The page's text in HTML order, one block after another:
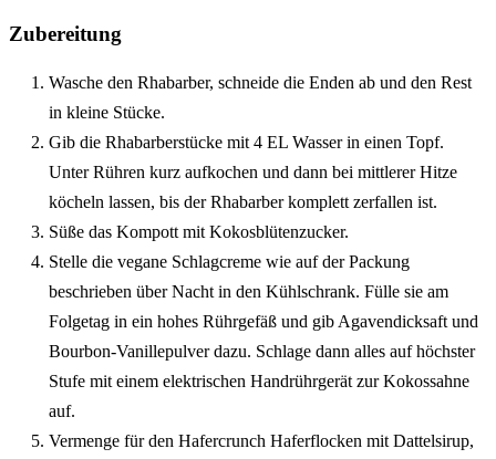
Zubereitung
Wasche den Rhabarber, schneide die Enden ab und den Rest
in kleine Stücke.
Gib die Rhabarberstücke mit 4 EL Wasser in einen Topf.
Unter Rühren kurz aufkochen und dann bei mittlerer Hitze
köcheln lassen, bis der Rhabarber komplett zerfallen ist.
Süße das Kompott mit Kokosblütenzucker.
Stelle die vegane Schlagcreme wie auf der Packung
beschrieben über Nacht in den Kühlschrank. Fülle sie am
Folgetag in ein hohes Rührgefäß und gib Agavendicksaft und
Bourbon-Vanillepulver dazu. Schlage dann alles auf höchster
Stufe mit einem elektrischen Handrührgerät zur Kokossahne
auf.
Vermenge für den Hafercrunch Haferflocken mit Dattelsirup,